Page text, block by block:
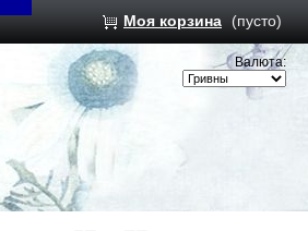
Моя корзина (пусто)
Валюта: